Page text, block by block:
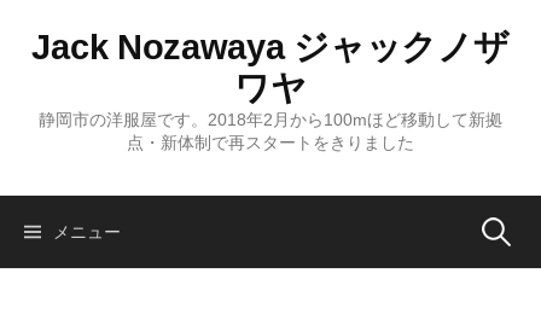
ス
Jack Nozawaya ジャックノザ
ワヤ
静岡市の洋服屋です。2018年2月から100mほど移動して新拠
点・新体制で再スタートをきりました
メニュー 検